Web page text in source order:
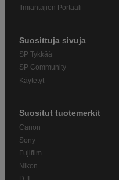
Ilmiantajien Portaali
Suosittuja sivuja
SP Tykkää
SP Community
Käytetyt
Suositut tuotemerkit
Canon
Sony
Fujifilm
Nikon